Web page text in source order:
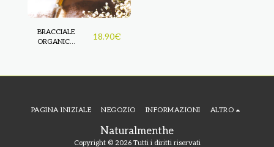
BRACCIALE
ORGANIC
18.90€
Naturalmenthe
Copyright © 2026 Tutti i diritti riservati
PAGINA INIZIALE NEGOZIO INFORMAZIONI ALTRO